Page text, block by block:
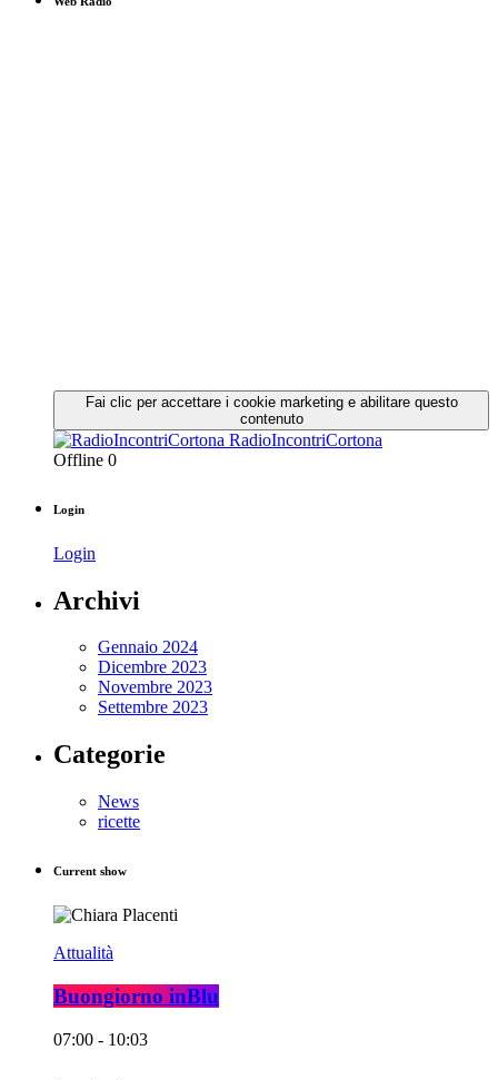
Fai clic per accettare i cookie marketing e abilitare questo
contenuto
RadioIncontriCortona
Offline 0
Login
Login
Archivi
Gennaio 2024
Dicembre 2023
Novembre 2023
Settembre 2023
Categorie
News
ricette
Current show
Attualità
Buongiorno inBlu
07:00 - 10:03